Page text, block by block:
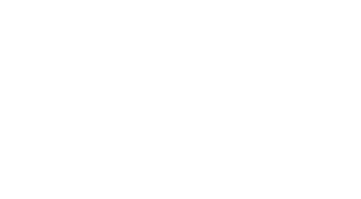
引を完了させた実績があります
での取引実績があります
ではありません
内＆設定した発送日数内に発送してい